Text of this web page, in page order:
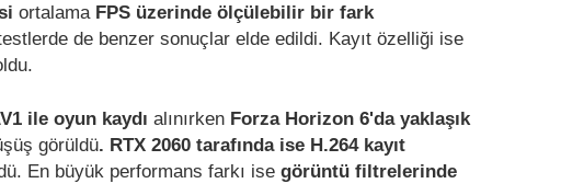
ortalama FPS üzerinde ölçülebilir bir fark
de benzer sonuçlar elde edildi. Kayıt özelliği ise
ile oyun kaydı alınırken Forza Horizon 6'da yaklaşık
görüldü. RTX 2060 tarafında ise H.264 kayıt
En büyük performans farkı ise görüntü filtrelerinde